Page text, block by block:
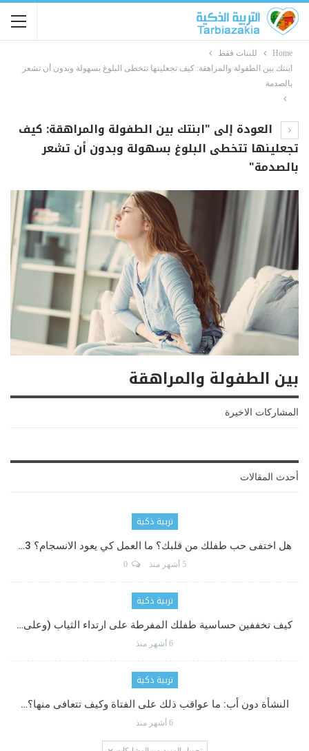
Home
للبنات فقط
ابنتك بين الطفولة والمراهقة: كيف تجعلينها تتخطى البلوغ بسهولة وبدون أن تشعر
بالصدمة
العودة إلى "ابنتك بين الطفولة والمراهقة: كيف
تجعلينها تتخطى البلوغ بسهولة وبدون أن تشعر
بالصدمة"
بين الطفولة والمراهقة
المشاركات الاخيرة
أحدث المقالات
تربية ذكية
هل اختفى حب طفلك من قلبك؟ ما العمل كي يعود الانسجام؟ 3…
5 أشهر منذ 0
تربية ذكية
كيف تخففين حساسية طفلك المفرطة على ارتداء الثياب (وعلى…
6 أشهر منذ
تربية ذكية
النشأة دون أب: ما عواقب ذلك على الفتاة وكيف تتعافى منها؟…
6 أشهر منذ